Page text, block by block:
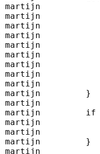
martijn
martijn
martijn
martijn
martijn
martijn
martijn
martijn
martijn
martijn
martijn
martijn
martijn
martijn
martijn
martijn